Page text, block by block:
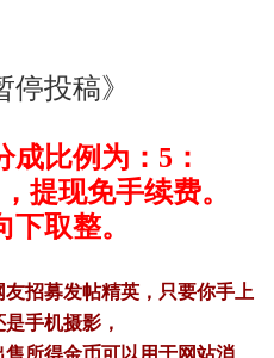
停投稿》
成比例为：5：
提现免手续费。
取整。
招募发帖精英，只要你手上
手机摄影，
所得金币可以用于网站消